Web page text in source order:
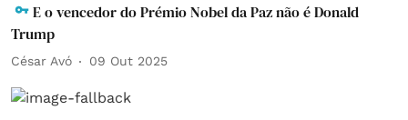
E o vencedor do Prémio Nobel da Paz não é Donald
Trump
César Avó 09 Out 2025